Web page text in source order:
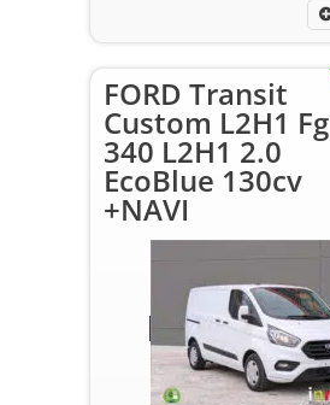
FORD Transit
Custom L2H1 Fg
340 L2H1 2.0
EcoBlue 130cv
+NAVI